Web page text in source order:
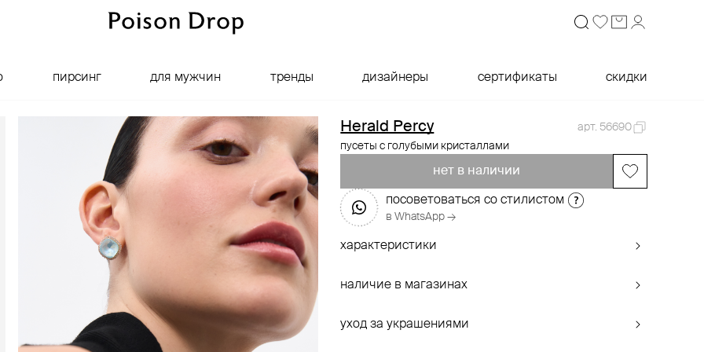
пирсинг для мужчин тренды дизайнеры сертификаты скидки
Herald Percy
арт. 56690
пусеты с голубыми кристаллами
нет в наличии
посоветоваться со стилистом
в WhatsApp →
характеристики
наличие в магазинах
уход за украшениями